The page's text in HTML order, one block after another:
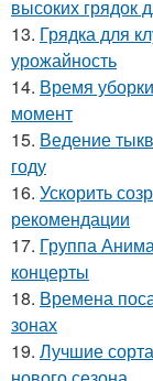
высоких грядок
13. Грядка для
урожайность
14. Время
момент
15. Ведение
году
16. Ускорить
рекомендации
17. Группа
концерты
18. Времена
зонах
19. Лучшие